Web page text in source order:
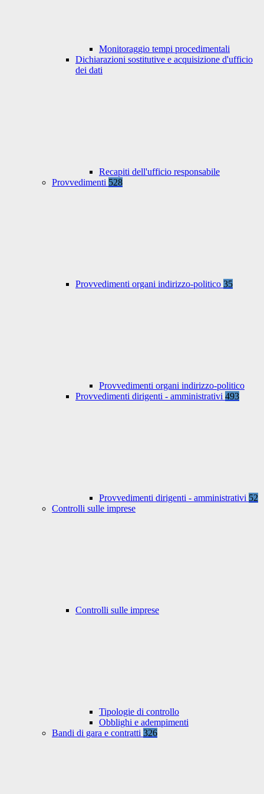
Monitoraggio tempi procedimentali
Dichiarazioni sostitutive e acquisizione d'ufficio
dei dati
Recapiti dell'ufficio responsabile
Provvedimenti 528
Provvedimenti organi indirizzo-politico 35
Provvedimenti organi indirizzo-politico
Provvedimenti dirigenti - amministrativi 493
Provvedimenti dirigenti - amministrativi 52
Controlli sulle imprese
Controlli sulle imprese
Tipologie di controllo
Obblighi e adempimenti
Bandi di gara e contratti 326